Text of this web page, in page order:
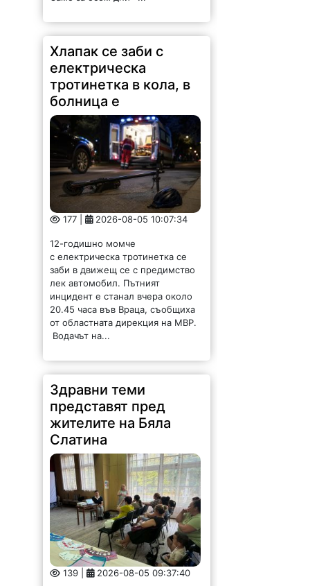
177 | 2026-08-05 10:07:34
12-годишно момче
с електрическа тротинетка се
заби в движещ се с предимство
лек автомобил. Пътният
инцидент е станал вчера около
20.45 часа във Враца, съобщиха
от областната дирекция на МВР.
Водачът на...
Здравни теми
представят пред
жителите на Бяла
Слатина
139 | 2026-08-05 09:37:40
Община Бяла Слатина
постави началото на поредица от
информационни срещи,
посветени на общественото
здраве и превенцията.
Инициативата има за цел да
предостави на жителите достъп
до актуална и полезна
информация по теми,...